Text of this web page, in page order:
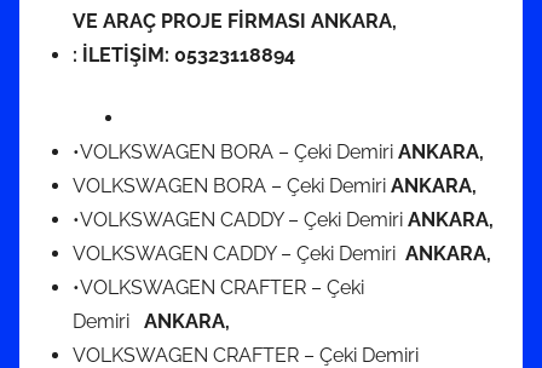
VE ARAÇ PROJE FİRMASI ANKARA,
: İLETİŞİM: 05323118894
•VOLKSWAGEN BORA – Çeki Demiri ANKARA,
VOLKSWAGEN BORA – Çeki Demiri ANKARA,
•VOLKSWAGEN CADDY – Çeki Demiri ANKARA,
VOLKSWAGEN CADDY – Çeki Demiri ANKARA,
•VOLKSWAGEN CRAFTER – Çeki
Demiri ANKARA,
VOLKSWAGEN CRAFTER – Çeki Demiri